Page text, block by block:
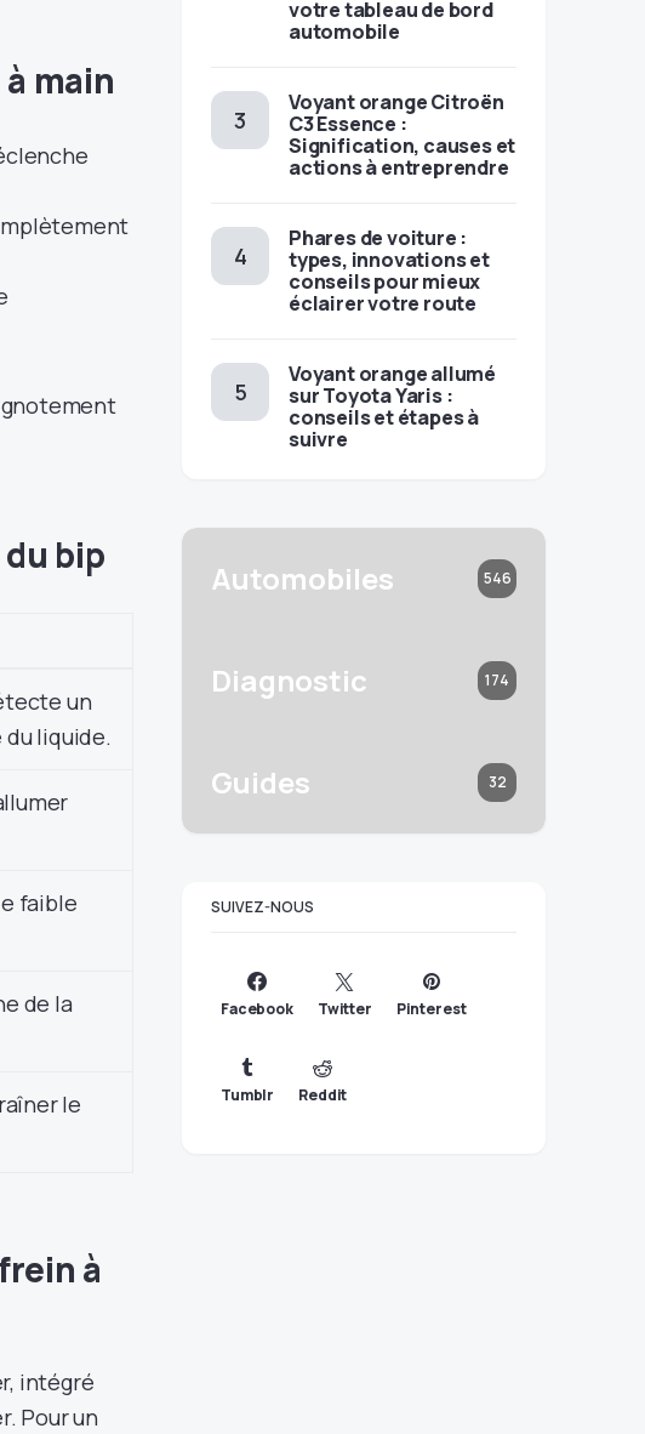
main
bip
un
liquide.
faible
de la
le
à
intégré
Pour un
votre tableau de bord
automobile
Voyant orange Citroën
C3 Essence :
Signification, causes et
actions à entreprendre
Phares de voiture :
types, innovations et
conseils pour mieux
éclairer votre route
Voyant orange allumé
sur Toyota Yaris :
conseils et étapes à
suivre
Automobiles 546
Diagnostic 174
Guides 32
SUIVEZ-NOUS
Facebook Twitter Pinterest
Tumblr Reddit